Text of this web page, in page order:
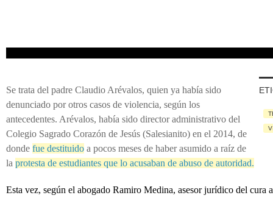
Se trata del padre Claudio Arévalos, quien ya había sido
denunciado por otros casos de violencia, según los
antecedentes. Arévalos, había sido director administrativo del
Colegio Sagrado Corazón de Jesús (Salesianito) en el 2014, de
donde fue destituido a pocos meses de haber asumido a raíz de
la protesta de estudiantes que lo acusaban de abuso de autoridad.
Esta vez, según el abogado Ramiro Medina, asesor jurídico del cura